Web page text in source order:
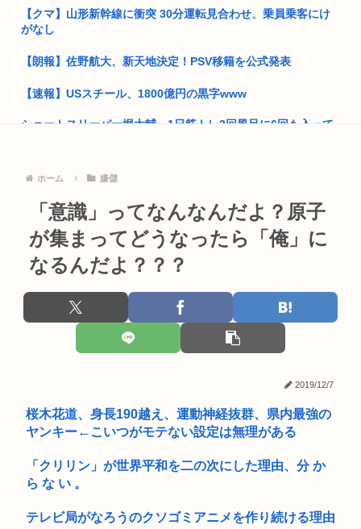
【画像】女の子、パンティの種類が多すぎる
い
性行為の同意のお勉強漫画が192.1万バズ！！！お前らもこれ
で勉...
西村ゆか氏がひろゆき新党に難色を示す理由「日本に戻るの怖
ホモガキ、今年も晒される
おばさん、電車内で「痴漢！痴漢！」と大騒ぎ
片山さつき、高市反逆罪で粛清へwww
【動画】高市早苗さん、広島の被爆者代表を睨みつけてしまい
お盆休み3日目はじめる 高市早苗「休みは義務よ
【クマ】山形新幹線に衝突 30分運転見合わせ、乗員乗客にけ
がなし
【朗報】佐野航大、新天地決定！PSV移籍を公式発表
【速報】USスチール、1800億円の黒字www
ショートスリーパー堀大輔、1日筋トレ3回風呂に6回も入って
に き...
日本人、もう熊本震災のことを忘れ始める 居場所がなくて隅っ
この方...
【台風15号】クルッた進路へ！茨城で上陸し栃木、群馬、新
潟、富山...
【画像】今年のミスマガジンのJK達、これすべて同じような顔
に見え...
ヤバい、日本の「盆踊り」が外人にバレた 渋谷のど真ん中で行
クビ...
→結果w...
高校でいじめを受けた。普通なら相手を退学にすべきだと思う
ホーム 嫌儲
「意識」ってなんなんだよ？原子
が集まってどうなったら「俺」に
なるんだよ？？？
2019/12/7
桜木花道、身長190越え、運動神経抜群、県内最強の
ヤンキー←こいつがモテない設定は無理がある
「クリリン」が世界平和を二の次にした理由、分 か
ら な い 。
テレビ局がなろうのクソゴミアニメを作り続ける理由